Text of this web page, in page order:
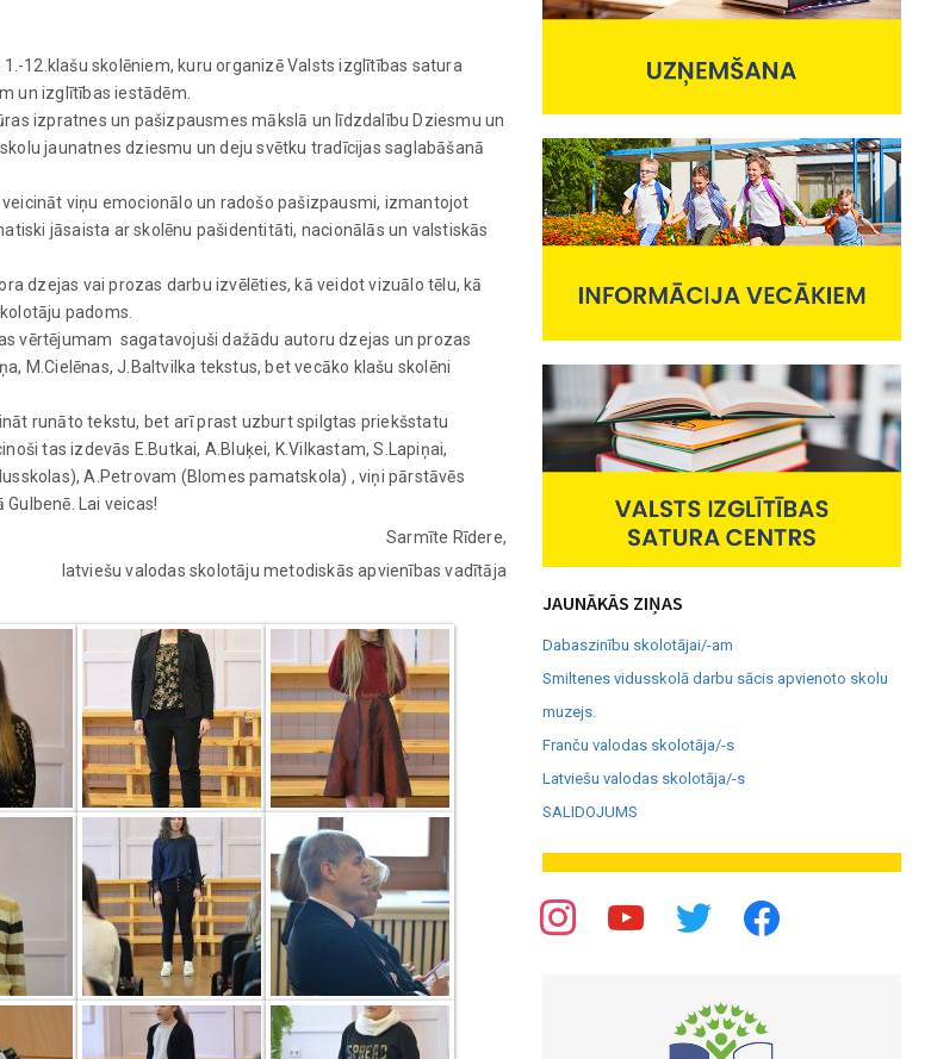
12.klašu skolēniem, kuru organizē Valsts izglītības satura
un izglītības iestādēm.
izpratnes un pašizpausmes mākslā un līdzdalību Dziesmu un
jaunatnes dziesmu un deju svētku tradīcijas saglabāšanā
viņu emocionālo un radošo pašizpausmi, izmantojot
jāsaista ar skolēnu pašidentitāti, nacionālās un valstiskās
dzejas vai prozas darbu izvēlēties, kā veidot vizuālo tēlu, kā
padoms.
vērtējumam sagatavojuši dažādu autoru dzejas un prozas
M.Cielēnas, J.Baltvilka tekstus, bet vecāko klašu skolēni
runāto tekstu, bet arī prast uzburt spilgtas priekšstatu
tas izdevās E.Butkai, A.Bluķei, K.Vilkastam, S.Lapiņai,
A.Petrovam (Blomes pamatskola) , viņi pārstāvēs
Lai veicas!
Sarmīte Rīdere,
latviešu valodas skolotāju metodiskās apvienības vadītāja
JAUNĀKĀS ZIŅAS
Dabaszinību skolotājai/-am
Smiltenes vidusskolā darbu sācis apvienoto skolu
muzejs.
Franču valodas skolotāja/-s
Latviešu valodas skolotāja/-s
SALIDOJUMS